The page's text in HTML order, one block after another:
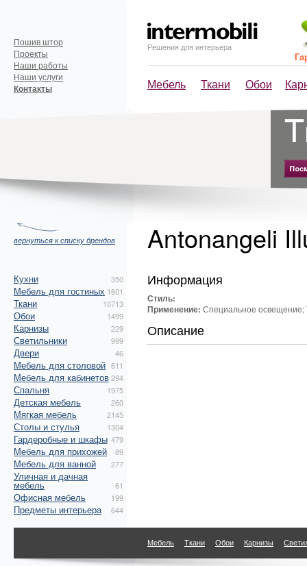
Решения для интерьера
Мебель Ткани Обои
Пошив штор
Проекты
Наши работы
Наши услуги
Контакты
вернуться к списку брендов
Кухни 350
Мебель для гостиных 1601
Ткани 10713
Обои 1499
Карнизы 229
Светильники 999
Двери 46
Мебель для столовой 611
Мебель для кабинетов294
Спальня 1975
Детская мебель 260
Мягкая мебель 2145
Столы и стулья 1304
Гардеробные и шкафы 479
Мебель для прихожей 89
Мебель для ванной 277
Уличная и дачная
мебель 61
Офисная мебель 199
Предметы интерьера 644
Antonangeli
Информация
Стиль:
Применение: Специальное
Описание
Мебель Ткани Обои Карнизы